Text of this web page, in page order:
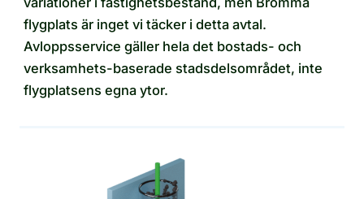
flygplats är inget vi täcker i detta avtal.
Avloppsservice gäller hela det bostads- och
verksamhets-baserade stadsdelsområdet, inte
flygplatsens egna ytor.